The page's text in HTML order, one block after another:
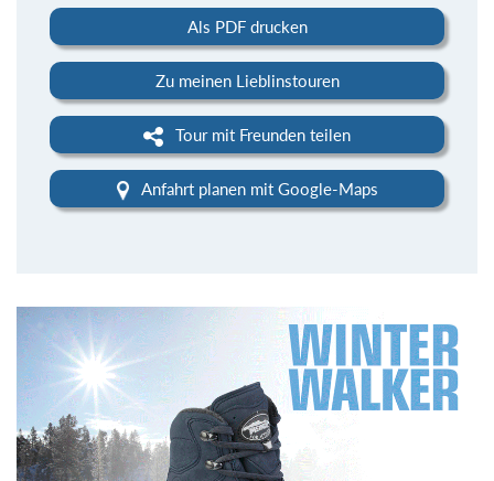
Als PDF drucken
Zu meinen Lieblinstouren
Tour mit Freunden teilen
Anfahrt planen mit Google-Maps